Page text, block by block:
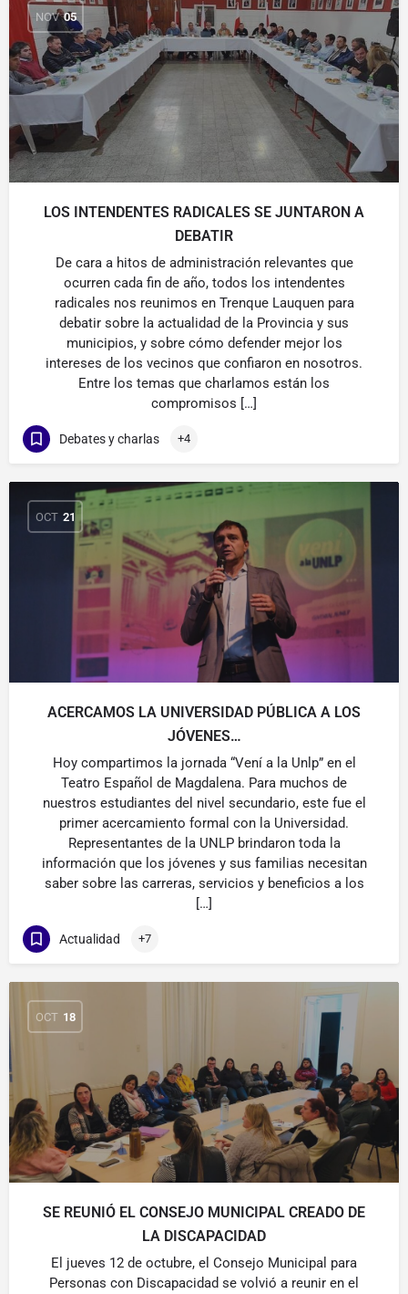
NOV 05
LOS INTENDENTES RADICALES SE JUNTARON A
DEBATIR
De cara a hitos de administración relevantes que
ocurren cada fin de año, todos los intendentes
radicales nos reunimos en Trenque Lauquen para
debatir sobre la actualidad de la Provincia y sus
municipios, y sobre cómo defender mejor los
intereses de los vecinos que confiaron en nosotros.
Entre los temas que charlamos están los
compromisos […]
Debates y charlas +4
OCT 21
ACERCAMOS LA UNIVERSIDAD PÚBLICA A LOS
JÓVENES…
Hoy compartimos la jornada “Vení a la Unlp” en el
Teatro Español de Magdalena. Para muchos de
nuestros estudiantes del nivel secundario, este fue el
primer acercamiento formal con la Universidad.
Representantes de la UNLP brindaron toda la
información que los jóvenes y sus familias necesitan
saber sobre las carreras, servicios y beneficios a los
[…]
Actualidad +7
OCT 18
SE REUNIÓ EL CONSEJO MUNICIPAL CREADO DE
LA DISCAPACIDAD
El jueves 12 de octubre, el Consejo Municipal para
Personas con Discapacidad se volvió a reunir en el